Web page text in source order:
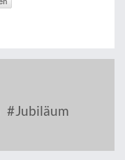
Jubiläum